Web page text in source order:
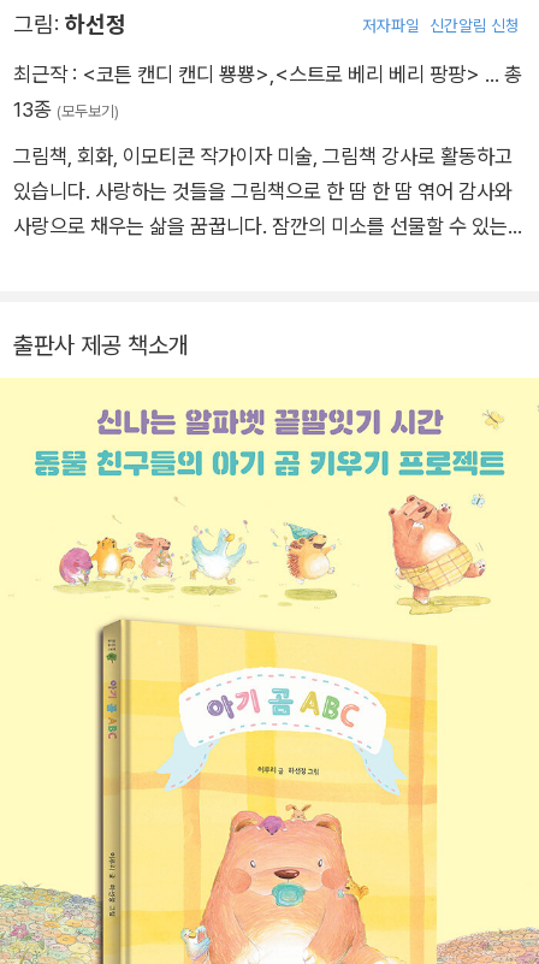
림책 여행 1, 2》, 《지구인에게》, 《삶은 달걀》, 《펑》, 《지각 대장
샘》, 《내게 행복을 주는 그림책》, 《마지막 배》, 《달님, 왜 따라와
요?》, 《아기곰 ABC》, 《고릴라와 너구리》, 《아기가 태어났어요》
행복을 널리 전하고 있습니다.
그림: 하선정 저자파일 신간알림 신청
최근작 : <코튼 캔디 캔디 뿅뿅>,<스트로 베리 베리 팡팡> … 총
13종 (모두보기)
그림책, 회화, 이모티콘 작가이자 미술, 그림책 강사로 활동하고
있습니다. 사랑하는 것들을 그림책으로 한 땀 한 땀 엮어 감사와
사랑으로 채우는 삶을 꿈꿉니다. 잠깐의 미소를 선물할 수 있는
라졌어!》, 그린 책으로 《아기 곰 ABC》, 《앤의 행복 사전》이 있습
출판사 제공 책소개